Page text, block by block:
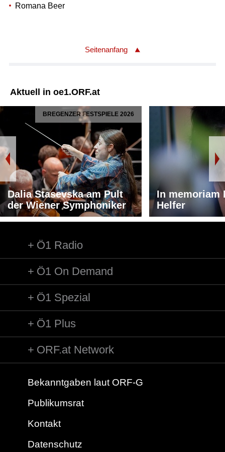
Romana Beer
Seitenanfang
Aktuell in oe1.ORF.at
BREGENZER FESTSPIELE 2026
Dalia Stasevska am Pult
der Wiener Symphoniker
In memoriam
Helfer
Ö1 Radio
Ö1 On Demand
Ö1 Spezial
Ö1 Plus
ORF.at Network
Bekanntgaben laut ORF-G
Publikumsrat
Kontakt
Datenschutz